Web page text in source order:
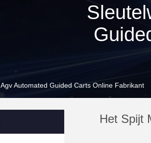
Agv Automated Guided Carts Online Fabrikant
Het Spijt